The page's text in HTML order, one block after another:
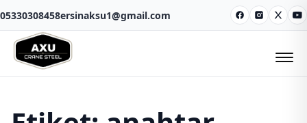
05330308458ersinaksu1@gmail.com Facebook
Instagram
X